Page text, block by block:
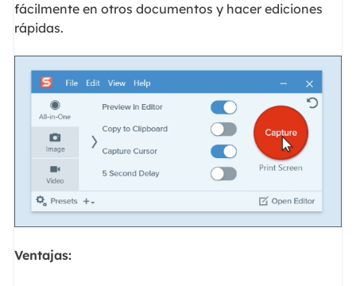
fácilmente en otros documentos y hacer ediciones
rápidas.
Ventajas: